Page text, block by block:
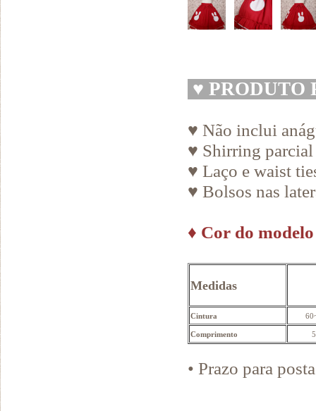
♥ PRODUTO
♥ Não inclui
♥ Shirring parcial
♥ Laço e waist
♥ Bolsos nas
♦ Cor do
Medidas
Cintura
Comprimento
• Prazo para